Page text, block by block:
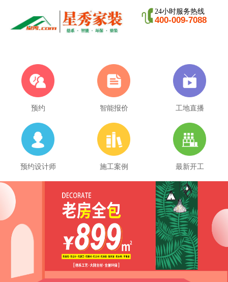
24小时服务热线
400-009-7088
预约 智能报价 工地直播
预约设计师 施工案例 最新开工